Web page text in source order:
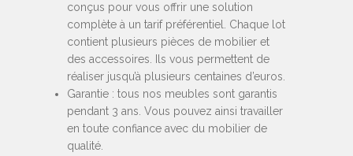
conçus pour vous offrir une solution
complète à un tarif préférentiel. Chaque lot
contient plusieurs pièces de mobilier et
des accessoires. Ils vous permettent de
réaliser jusqu’à plusieurs centaines d’euros.
Garantie : tous nos meubles sont garantis
pendant 3 ans. Vous pouvez ainsi travailler
en toute confiance avec du mobilier de
qualité.